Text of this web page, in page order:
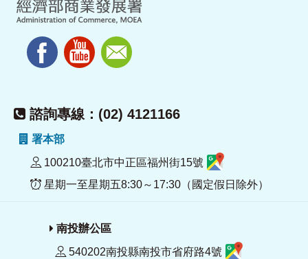
諮詢專線：(02) 4121166
署本部
100210臺北市中正區福州街15號
星期一至星期五8:30～17:30（國定假日除外）
南投辦公區
540202南投縣南投市省府路4號